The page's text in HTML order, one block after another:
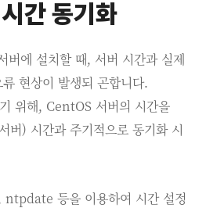
간 동기화
버에 설치할 때, 서버 시간과 실제
현상이 발생되 곤합니다.
위해, CentOS 서버의 시간을
버) 시간과 주기적으로 동기화 시
등을 이용하여 시간 설정